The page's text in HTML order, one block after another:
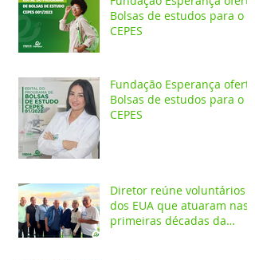
Bolsas de estudos para o
CEPES
Fundação Esperança oferta
Bolsas de estudos para o
CEPES
Diretor reúne voluntários
dos EUA que atuaram nas
primeiras décadas da